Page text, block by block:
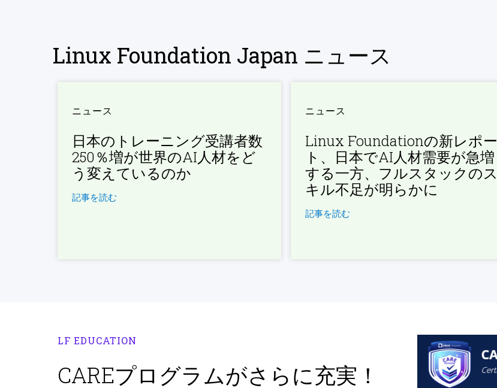
Linux Foundation Japan ニュース
ニュース
日本のトレーニング受講者数
250％増が世界のAI人材をど
う変えているのか
記事を読む
ニュース
Linux Foundationの新レポー
ト、日本でAI人材需要が急増
する一方、フルスタックのス
キル不足が明らかに
記事を読む
LF EDUCATION
CAREプログラムがさらに充実！